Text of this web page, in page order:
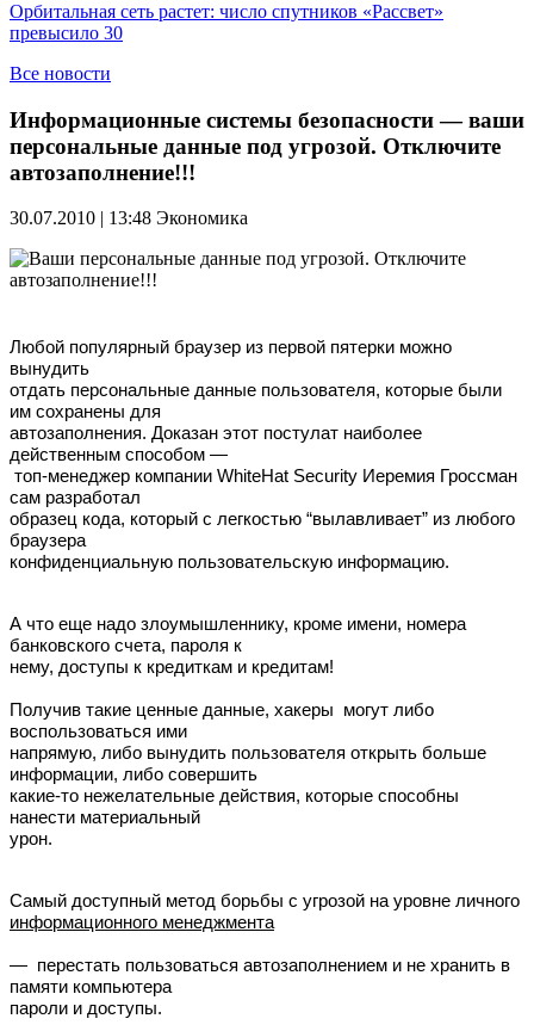
Орбитальная сеть растет: число спутников «Рассвет»
превысило 30
Все новости
Информационные системы безопасности — ваши
персональные данные под угрозой. Отключите
автозаполнение!!!
30.07.2010 | 13:48 Экономика
Любой популярный браузер из первой пятерки можно
вынудить
отдать персональные данные пользователя, которые были
им сохранены для
автозаполнения. Доказан этот постулат наиболее
действенным способом —
топ-менеджер компании WhiteHat Security Иеремия Гроссман
сам разработал
образец кода, который с легкостью “вылавливает” из любого
браузера
конфиденциальную пользовательскую информацию.
А что еще надо злоумышленнику, кроме имени, номера
банковского счета, пароля к
нему, доступы к кредиткам и кредитам!
Получив такие ценные данные, хакеры могут либо
воспользоваться ими
напрямую, либо вынудить пользователя открыть больше
информации, либо совершить
какие-то нежелательные действия, которые способны
нанести материальный
урон.
Самый доступный метод борьбы с угрозой на уровне личного
информационного менеджмента
— перестать пользоваться автозаполнением и не хранить в
памяти компьютера
пароли и доступы.